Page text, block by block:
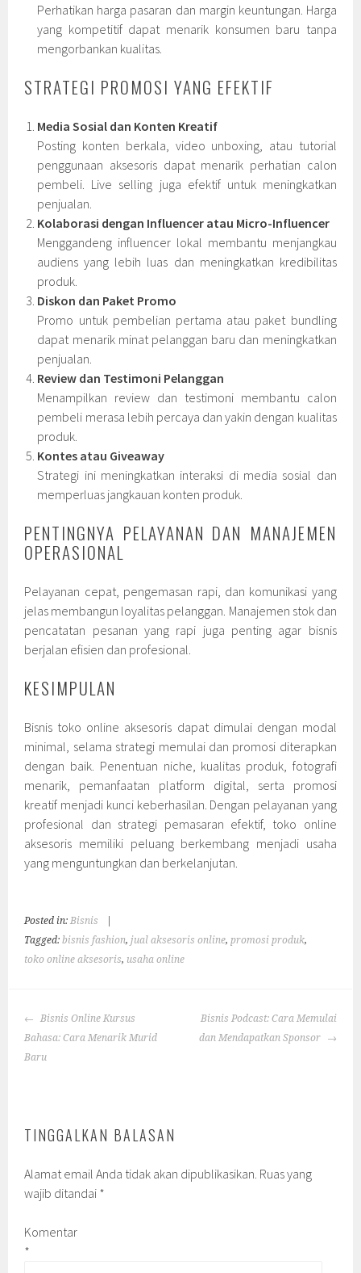
Perhatikan harga pasaran dan margin keuntungan. Harga
yang kompetitif dapat menarik konsumen baru tanpa
mengorbankan kualitas.
STRATEGI PROMOSI YANG EFEKTIF
Media Sosial dan Konten Kreatif
Posting konten berkala, video unboxing, atau tutorial
penggunaan aksesoris dapat menarik perhatian calon
pembeli. Live selling juga efektif untuk meningkatkan
penjualan.
Kolaborasi dengan Influencer atau Micro-Influencer
Menggandeng influencer lokal membantu menjangkau
audiens yang lebih luas dan meningkatkan kredibilitas
produk.
Diskon dan Paket Promo
Promo untuk pembelian pertama atau paket bundling
dapat menarik minat pelanggan baru dan meningkatkan
penjualan.
Review dan Testimoni Pelanggan
Menampilkan review dan testimoni membantu calon
pembeli merasa lebih percaya dan yakin dengan kualitas
produk.
Kontes atau Giveaway
Strategi ini meningkatkan interaksi di media sosial dan
memperluas jangkauan konten produk.
PENTINGNYA PELAYANAN DAN MANAJEMEN
OPERASIONAL
Pelayanan cepat, pengemasan rapi, dan komunikasi yang
jelas membangun loyalitas pelanggan. Manajemen stok dan
pencatatan pesanan yang rapi juga penting agar bisnis
berjalan efisien dan profesional.
KESIMPULAN
Bisnis toko online aksesoris dapat dimulai dengan modal
minimal, selama strategi memulai dan promosi diterapkan
dengan baik. Penentuan niche, kualitas produk, fotografi
menarik, pemanfaatan platform digital, serta promosi
kreatif menjadi kunci keberhasilan. Dengan pelayanan yang
profesional dan strategi pemasaran efektif, toko online
aksesoris memiliki peluang berkembang menjadi usaha
yang menguntungkan dan berkelanjutan.
Posted in:Bisnis
Tagged:bisnis fashion,jual aksesoris online,promosi produk,
toko online aksesoris, usaha online
POST
NAVIGATION
Bisnis Online Kursus
Bahasa: Cara Menarik Murid
Baru
Bisnis Podcast: Cara Memulai
dan Mendapatkan Sponsor
TINGGALKAN BALASAN
Alamat email Anda tidak akan dipublikasikan. Ruas yang
wajib ditandai *
Komentar
*